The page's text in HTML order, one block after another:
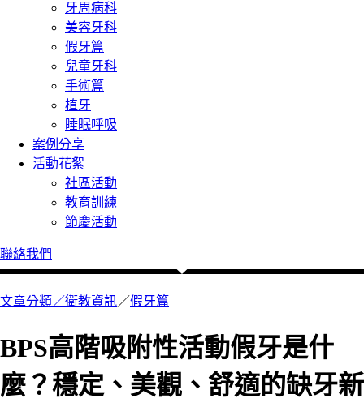
牙周病科
美容牙科
假牙篇
兒童牙科
手術篇
植牙
睡眠呼吸
案例分享
活動花絮
社區活動
教育訓練
節慶活動
聯絡我們
文章分類／衛教資訊／假牙篇
BPS高階吸附性活動假牙是什
麼？穩定、美觀、舒適的缺牙新